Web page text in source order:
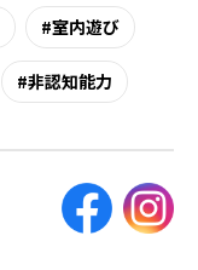
室内遊び
非認知能力